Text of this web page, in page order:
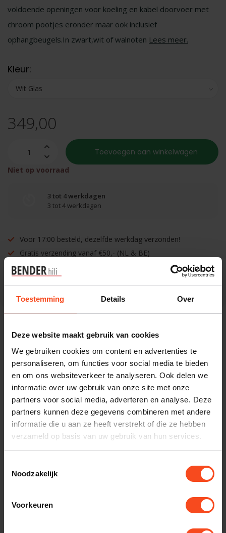
Toestemming Details Over
Deze website maakt gebruik van cookies
We gebruiken cookies om content en advertenties te
personaliseren, om functies voor social media te bieden
en om ons websiteverkeer te analyseren. Ook delen we
informatie over uw gebruik van onze site met onze
partners voor social media, adverteren en analyse. Deze
partners kunnen deze gegevens combineren met andere
informatie die u aan ze heeft verstrekt of die ze hebben
verzameld op basis van uw gebruik van hun services.
Noodzakelijk
Voorkeuren
voldoende openingen voor koeling en kabel doorvoer met
chroom pootjes eronder maar ook inclusief
ophangbeugels.In zwart,wit of walnoten Lees meer.
Kleur:
349,00
Toevoegen aan winkelwagen
Niet op voorraad
3 tot 4 werkdagen
3 tot 4 werkdagen
Voor 17:00 besteld, dezelfde werkdag verzonden!
Gratis verzending vanaf €50,- (NL & BE)
Gratis afhalen in onze winkel (Arnhem)
Benieuwd naar dit product?
Plan kosteloos een luisterafspraak. Of heb je hulp
nodig bij je bestelling? Neem contact op met onze
klantenservice.
Interesse in product
Maak een luisterafspraak